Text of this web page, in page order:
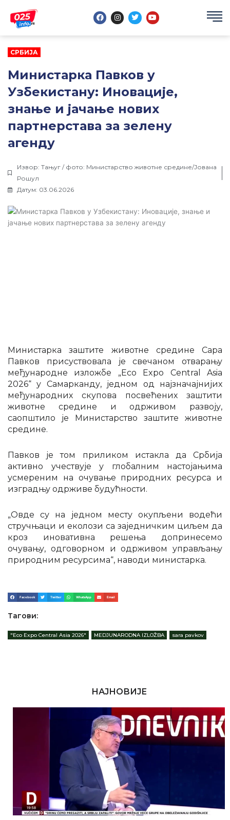
садржај
F
a
e
I
n
t
m
T
w
t
Y
o
t
СРБИЈА
Министарка Павков у
Узбекистану: Иновације,
знање и јачање нових
партнерстава за зелену
агенду
Извор: Тањуг / фото: Министарство животне средине/Јована
Рошул
Датум: 03.06.2026
Министарка заштите животне средине Сара
Павков присуствовала је свечаном отварању
међународне изложбе „Еco Expo Central Asia
2026“ у Самарканду, једном од најзначајнијих
међународних скупова посвећених заштити
животне средине и одрживом развоју,
саопштило је Министарство заштите животне
средине.
Павков је том приликом истакла да Србија
активно учествује у глобалним настојањима
усмереним на очување природних ресурса и
изградњу одрживе будућности.
„Овде су на једном месту окупљени водећи
стручњаци и еколози са заједничким циљем да
кроз иновативна решења допринесемо
очувању, одговорном и одрживом управљању
природним ресурсима“, наводи министарка.
Facebook Twitter WhatsApp Email
Тагови:
"Еco Expo Central Asia 2026" MEDJUNARODNA IZLOŽBA sara pavkov
НАЈНОВИЈЕ